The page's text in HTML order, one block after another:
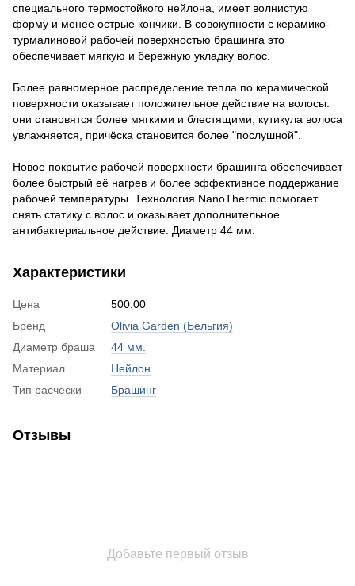
специального термостойкого нейлона, имеет волнистую
форму и менее острые кончики. В совокупности с керамико-
турмалиновой рабочей поверхностью брашинга это
обеспечивает мягкую и бережную укладку волос.
Более равномерное распределение тепла по керамической
поверхности оказывает положительное действие на волосы:
они становятся более мягкими и блестящими, кутикула волоса
увлажняется, причёска становится более "послушной".
Новое покрытие рабочей поверхности брашинга обеспечивает
более быстрый её нагрев и более эффективное поддержание
рабочей температуры. Технология NanoThermic помогает
снять статику с волос и оказывает дополнительное
антибактериальное действие. Диаметр 44 мм.
Характеристики
Цена
500.00
Бренд
Olivia Garden (Бельгия)
Диаметр браша
44 мм.
Материал
Нейлон
Тип расчески
Брашинг
Отзывы
Добавьте первый отзыв